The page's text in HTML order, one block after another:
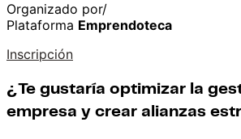
Organizado por/
Plataforma Emprendoteca
Inscripción
¿Te gustaría optimizar la
empresa y crear alianzas